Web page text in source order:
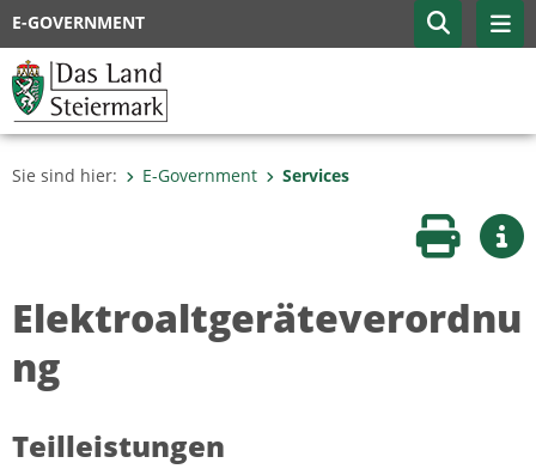
E-GOVERNMENT
Sie sind hier: E-Government Services
Seite
Elektroaltgeräteverordnu
ng
Teilleistungen